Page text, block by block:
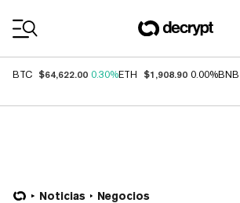
BTC $64,622.00 0.30%ETH $1,908.90 0.00%BNB
Noticias Negocios